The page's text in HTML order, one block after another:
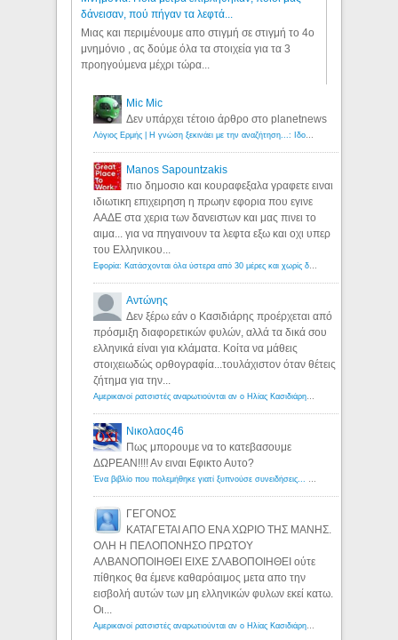
δάνεισαν, πού πήγαν τα λεφτά...
Μιας και περιμένουμε απο στιγμή σε στιγμή το 4ο
μνημόνιο , ας δούμε όλα τα στοιχεία για τα 3
προηγούμενα μέχρι τώρα...
Mic Mic
Δεν υπάρχει τέτοιο άρθρο στο planetnews
Λόγιος Ερμής | Η γνώση ξεκινάει με την αναζήτηση...: Ιδού οι 18 που χρωστούν 11 δις ευρώ!
Manos Sapountzakis
πιο δημοσιο και κουραφεξαλα γραφετε ειναι
ιδιωτικη επιχειρηση η πρωην εφορια που εγινε
ΑΑΔΕ στα χερια των δανειστων και μας πινει το
αιμα... για να πηγαινουν τα λεφτα εξω και οχι υπερ
του Ελληνικου...
Εφορία: Κατάσχονται όλα ύστερα από 30 μέρες και χωρίς δικαστικές αποφάσεις - Λόγιος Ερμής
Αντώνης
Δεν ξέρω εάν ο Κασιδιάρης προέρχεται από
πρόσμιξη διαφορετικών φυλών, αλλά τα δικά σου
ελληνικά είναι για κλάματα. Κοίτα να μάθεις
στοιχειωδώς ορθογραφία...τουλάχιστον όταν θέτεις
ζήτημα για την...
Αμερικανοί ρατσιστές αναρωτιούνται αν ο Ηλίας Κασιδιάρης ανήκει στη λευκή φυλή... - Λόγιος Ερμής
Νικολαος46
Πως μπορουμε να το κατεβασουμε
ΔΩΡΕΑΝ!!!! Αν ειναι Εφικτο Αυτο?
Ένα βιβλίο που πολεμήθηκε γιατί ξυπνούσε συνειδήσεις... - Λόγιος Ερμής | Η γνώση ξεκινάει με την αναζήτηση...
ΓΕΓΟΝΟΣ
ΚΑΤΑΓΕΤΑΙ ΑΠΟ ΕΝΑ ΧΩΡΙΟ ΤΗΣ ΜΑΝΗΣ.
ΟΛΗ Η ΠΕΛΟΠΟΝΗΣΟ ΠΡΩΤΟΥ
ΑΛΒΑΝΟΠΟΙΗΘΕΙ ΕΙΧΕ ΣΛΑΒΟΠΟΙΗΘΕΙ ούτε
πίθηκος θα έμενε καθαρόαιμος μετα απο την
εισβολή αυτών των μη ελληνικών φυλων εκεί κατω.
Οι...
Αμερικανοί ρατσιστές αναρωτιούνται αν ο Ηλίας Κασιδιάρης ανήκει στη λευκή φυλή... - Λόγιος Ερμής